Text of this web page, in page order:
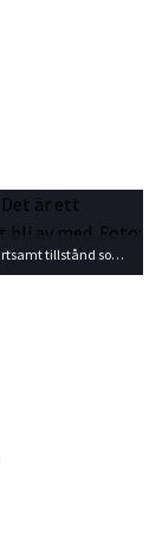
Frusen skuldra innebär att axeln stelnat. Det är ett smärtsamt tillstånd som kan ta lång tid att bli av med. Foto: Getty Images